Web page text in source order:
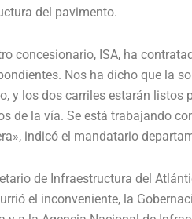
del pavimento.
concesionario, ISA, ha
Nos ha dicho que la
y los dos carriles estarán listos
de la vía. Se está trabajando
indicó el mandatario
de Infraestructura del
el inconveniente, la